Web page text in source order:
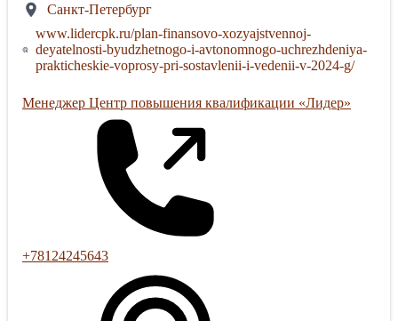
Санкт-Петербург
www.lidercpk.ru/plan-finansovo-xozyajstvennoj-
deyatelnosti-byudzhetnogo-i-avtonomnogo-uchrezhdeniya-
prakticheskie-voprosy-pri-sostavlenii-i-vedenii-v-2024-g/
Менеджер Центр повышения квалификации «Лидер»
+78124245643